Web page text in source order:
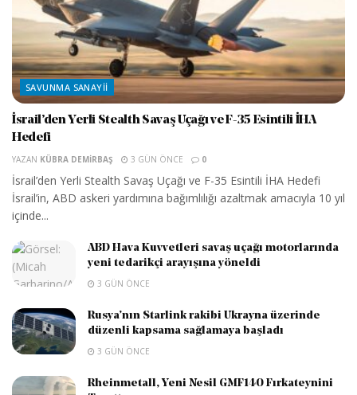
SAVUNMA SANAYII
İsrail’den Yerli Stealth Savaş Uçağı ve F-35 Esintili İHA
Hedefi
YAZAN KÜBRA DEMIRBAŞ 3 GÜN ÖNCE 0
İsrail’den Yerli Stealth Savaş Uçağı ve F-35 Esintili İHA Hedefi
İsrail’in, ABD askeri yardımına bağımlılığı azaltmak amacıyla 10 yıl
içinde...
ABD Hava Kuvvetleri savaş uçağı motorlarında
yeni tedarikçi arayışına yöneldi
3 GÜN ÖNCE
Rusya’nın Starlink rakibi Ukrayna üzerinde
düzenli kapsama sağlamaya başladı
3 GÜN ÖNCE
Rheinmetall, Yeni Nesil GMF140 Fırkateynini